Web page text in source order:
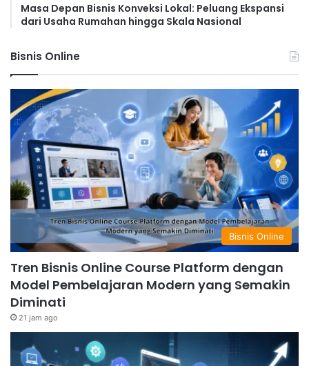
Masa Depan Bisnis Konveksi Lokal: Peluang Ekspansi
dari Usaha Rumahan hingga Skala Nasional
Bisnis Online
Bisnis Online
Tren Bisnis Online Course Platform dengan
Model Pembelajaran Modern yang Semakin
Diminati
21 jam ago